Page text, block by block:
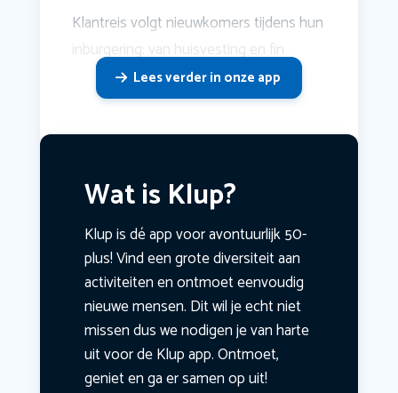
Klantreis volgt nieuwkomers tijdens hun
inburgering: van huisvesting en fin
Lees verder in onze app
Wat is Klup?
Klup is dé app voor avontuurlijk 50-
plus! Vind een grote diversiteit aan
activiteiten en ontmoet eenvoudig
nieuwe mensen. Dit wil je echt niet
missen dus we nodigen je van harte
uit voor de Klup app. Ontmoet,
geniet en ga er samen op uit!